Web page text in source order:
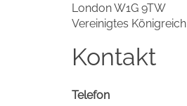
London W1G 9TW
Vereinigtes Königreich
Kontakt
Telefon